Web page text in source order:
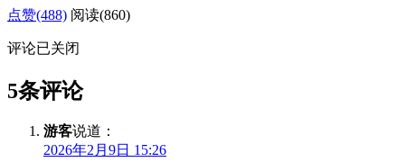
点赞(488) 阅读(860)
评论已关闭
5条评论
游客说道：
2026年2月9日 15:26